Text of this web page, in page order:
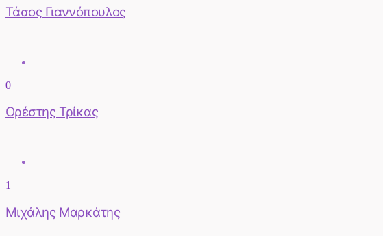
Τάσος Γιαννόπουλος
0
Ορέστης Τρίκας
1
Μιχάλης Μαρκάτης